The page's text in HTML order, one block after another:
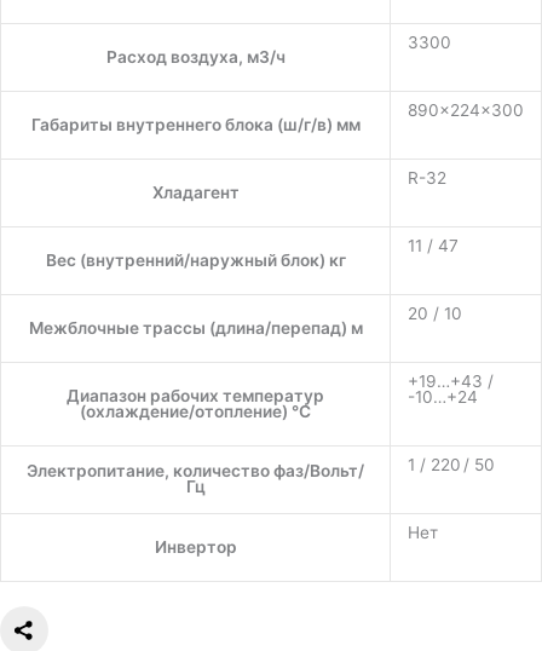
Расход воздуха, м3/ч
3300
Габариты внутреннего блока (ш/г/в) мм
890×224×300
Хладагент
R-32
Вес (внутренний/наружный блок) кг
11 / 47
Межблочные трассы (длина/перепад) м
20 / 10
Диапазон рабочих температур
(охлаждение/отопление) °C
+19…+43 /
-10…+24
Электропитание, количество фаз/Вольт/
Гц
1 / 220 / 50
Инвертор
Нет